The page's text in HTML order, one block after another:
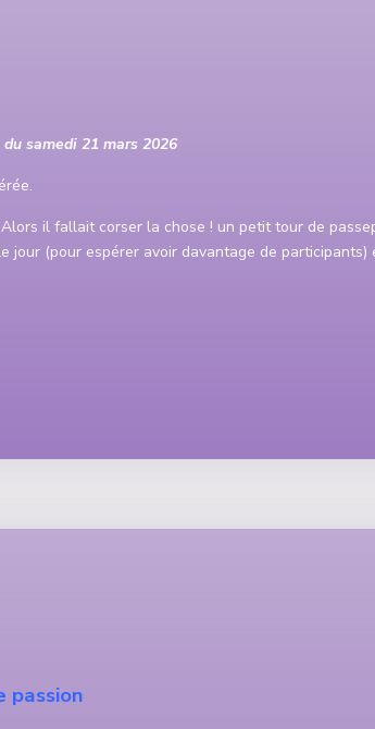
samedi 21 mars 2026
il fallait corser la chose ! un petit tour de
jour (pour espérer avoir davantage de participants)
passion